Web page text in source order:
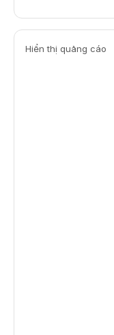
Hiển thị quảng cáo